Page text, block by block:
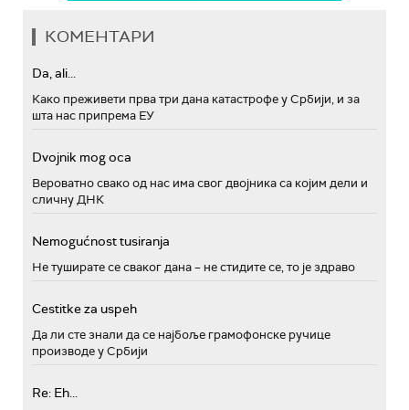
КОМЕНТАРИ
Da, ali...
Како преживети прва три дана катастрофе у Србији, и за
шта нас припрема ЕУ
Dvojnik mog oca
Вероватно свако од нас има свог двојника са којим дели и
сличну ДНК
Nemogućnost tusiranja
Не туширате се сваког дана – не стидите се, то је здраво
Cestitke za uspeh
Да ли сте знали да се најбоље грамофонске ручице
производе у Србији
Re: Eh...